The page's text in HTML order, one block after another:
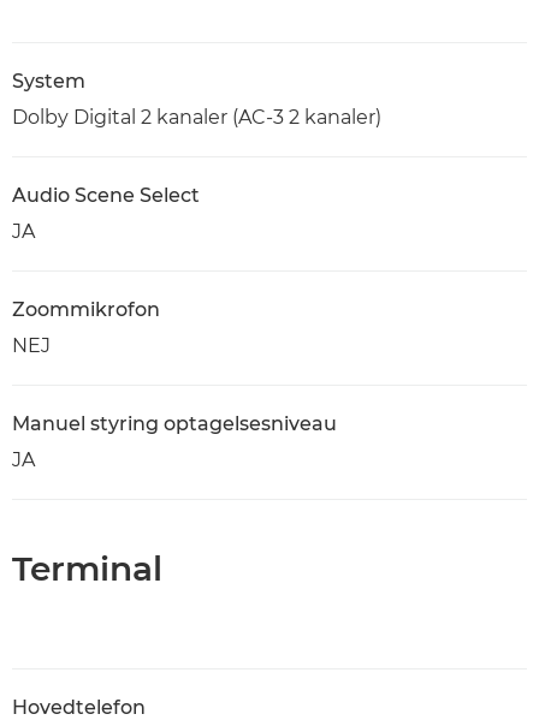
System
Dolby Digital 2 kanaler (AC-3 2 kanaler)
Audio Scene Select
JA
Zoommikrofon
NEJ
Manuel styring optagelsesniveau
JA
Terminal
Hovedtelefon